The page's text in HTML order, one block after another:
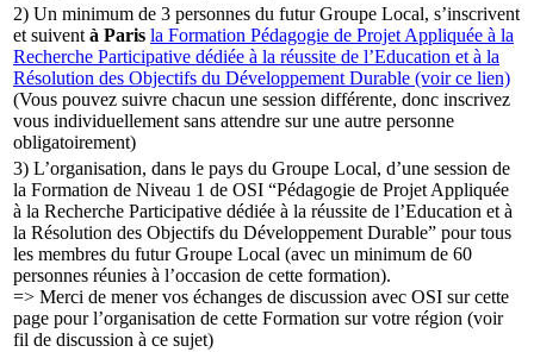
2) Un minimum de 3 personnes du futur Groupe Local, s’inscrivent
et suivent à Paris la Formation Pédagogie de Projet Appliquée à la
Recherche Participative dédiée à la réussite de l’Education et à la
Résolution des Objectifs du Développement Durable (voir ce lien)
(Vous pouvez suivre chacun une session différente, donc inscrivez
vous individuellement sans attendre sur une autre personne
obligatoirement)
3) L’organisation, dans le pays du Groupe Local, d’une session de
la Formation de Niveau 1 de OSI “Pédagogie de Projet Appliquée
à la Recherche Participative dédiée à la réussite de l’Education et à
la Résolution des Objectifs du Développement Durable” pour tous
les membres du futur Groupe Local (avec un minimum de 60
personnes réunies à l’occasion de cette formation).
=> Merci de mener vos échanges de discussion avec OSI sur cette
page pour l’organisation de cette Formation sur votre région (voir
fil de discussion à ce sujet)